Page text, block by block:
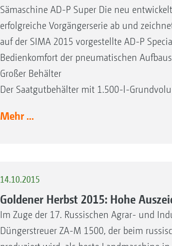
Sämaschine AD-P Super Die neu
erfolgreiche Vorgängerserie ab und
auf der SIMA 2015 vorgestellte AD-P
Bedienkomfort der pneumatischen
Großer Behälter
Der Saatgutbehälter mit 1.500-l-
Mehr ...
14.10.2015
Goldener Herbst 2015: Hohe
Im Zuge der 17. Russischen Agrar- und
Düngerstreuer ZA-M 1500, der beim